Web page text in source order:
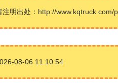
注明出处：http://www.kqtruck.com/
08-06 11:10:54